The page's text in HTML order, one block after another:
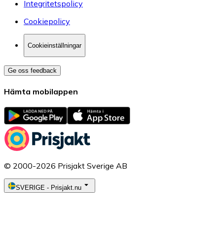
Integritetspolicy
Cookiepolicy
Cookieinställningar
Ge oss feedback
Hämta mobilappen
© 2000-2026 Prisjakt Sverige AB
SVERIGE - Prisjakt.nu